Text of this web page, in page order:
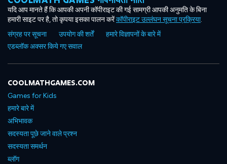
यदि आप मानते हैं कि आपकी अपनी कॉपीराइट की गई सामग्री आपकी अनुमति के बिना
हमारी साइट पर है, तो कृपया इसका पालन करेंकॉपीराइट उल्लंघन सूचना प्रक्रिया.
संग्रह पर सूचना
उपयोग की शर्तें
हमारे विज्ञापनों के बारे में
एडब्लॉक अक्सर किये गए सवाल
COOLMATHGAMES.COM
Games for Kids
हमारे बारे में
अभिभावक
सदस्यता पूछे जाने वाले प्रश्न
सदस्यता समर्थन
ब्लॉग